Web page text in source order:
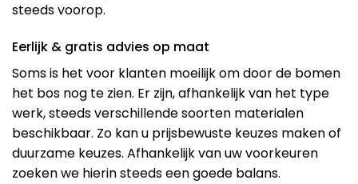
steeds voorop.
Eerlijk & gratis advies op maat
Soms is het voor klanten moeilijk om door de bomen
het bos nog te zien. Er zijn, afhankelijk van het type
werk, steeds verschillende soorten materialen
beschikbaar. Zo kan u prijsbewuste keuzes maken of
duurzame keuzes. Afhankelijk van uw voorkeuren
zoeken we hierin steeds een goede balans.